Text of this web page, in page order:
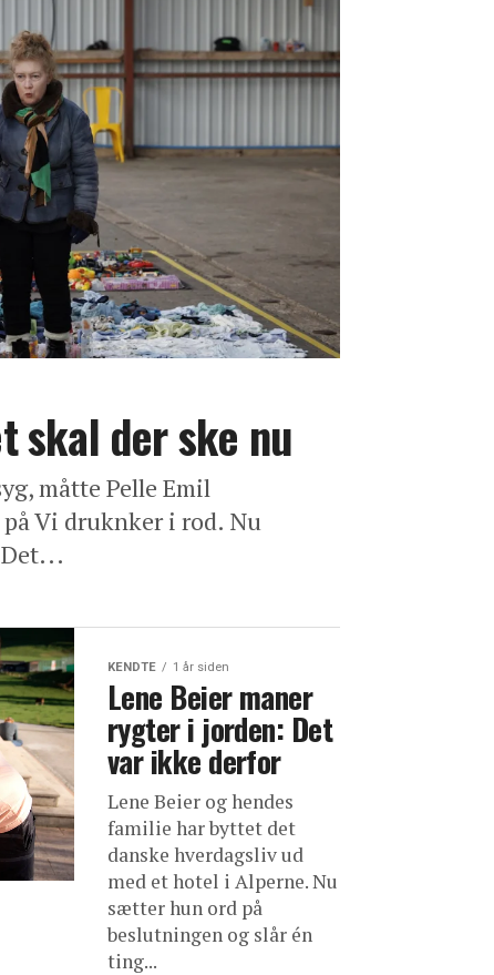
skal der ske nu
måtte Pelle Emil
Vi druknker i rod. Nu
KENDTE 1 år siden
Lene Beier maner
rygter i jorden: Det
var ikke derfor
Lene Beier og hendes
familie har byttet det
danske hverdagsliv ud
med et hotel i Alperne. Nu
sætter hun ord på
beslutningen og slår én
ting...